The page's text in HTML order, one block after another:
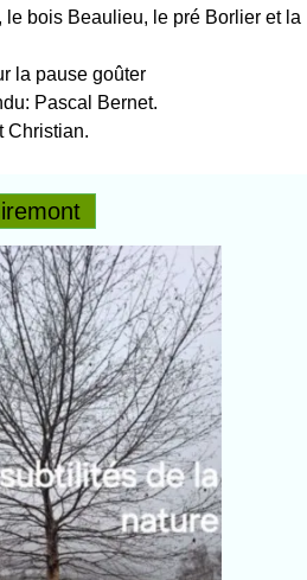
le bois Beaulieu, le pré Borlier et la
la pause goûter
Pascal Bernet.
Christian.